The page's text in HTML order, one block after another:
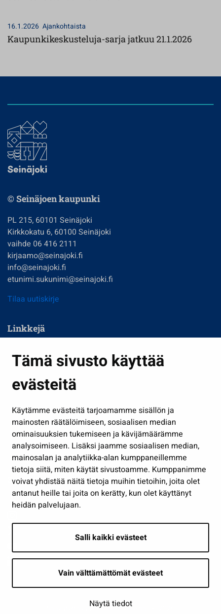
Tämä sivusto käyttää
evästeitä
Käytämme evästeitä tarjoamamme sisällön ja
mainosten räätälöimiseen, sosiaalisen median
ominaisuuksien tukemiseen ja kävijämäärämme
analysoimiseen. Lisäksi jaamme sosiaalisen median,
mainosalan ja analytiikka-alan kumppaneillemme
tietoja siitä, miten käytät sivustoamme. Kumppanimme
voivat yhdistää näitä tietoja muihin tietoihin, joita olet
antanut heille tai joita on kerätty, kun olet käyttänyt
heidän palvelujaan.
Salli kaikki evästeet
Vain välttämättömät evästeet
Näytä tiedot
16.1.2026 Ajankohtaista
Kaupunkikeskusteluja-sarja jatkuu 21.1.2026
© Seinäjoen kaupunki
PL 215, 60101 Seinäjoki
Kirkkokatu 6, 60100 Seinäjoki
vaihde 06 416 2111
kirjaamo@seinajoki.fi
info@seinajoki.fi
etunimi.sukunimi@seinajoki.fi
Tilaa uutiskirje
Linkkejä
Kasvatus ja opetus
Kulttuuri ja liikunta
Työ ja yrittäminen
Osallistu ja asioi
Näytä omat evästeasetukseni
Seuraa meitä
Saavutettavuusseloste | © Seinäjoki 2026